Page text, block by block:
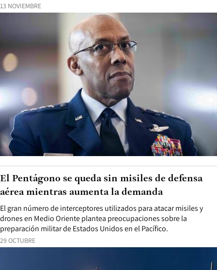
13 NOVIEMBRE
29 OCTUBRE
El gran número de interceptores utilizados para atacar misiles y
drones en Medio Oriente plantea preocupaciones sobre la
preparación militar de Estados Unidos en el Pacífico.
El Pentágono se queda sin misiles de defensa
aérea mientras aumenta la demanda